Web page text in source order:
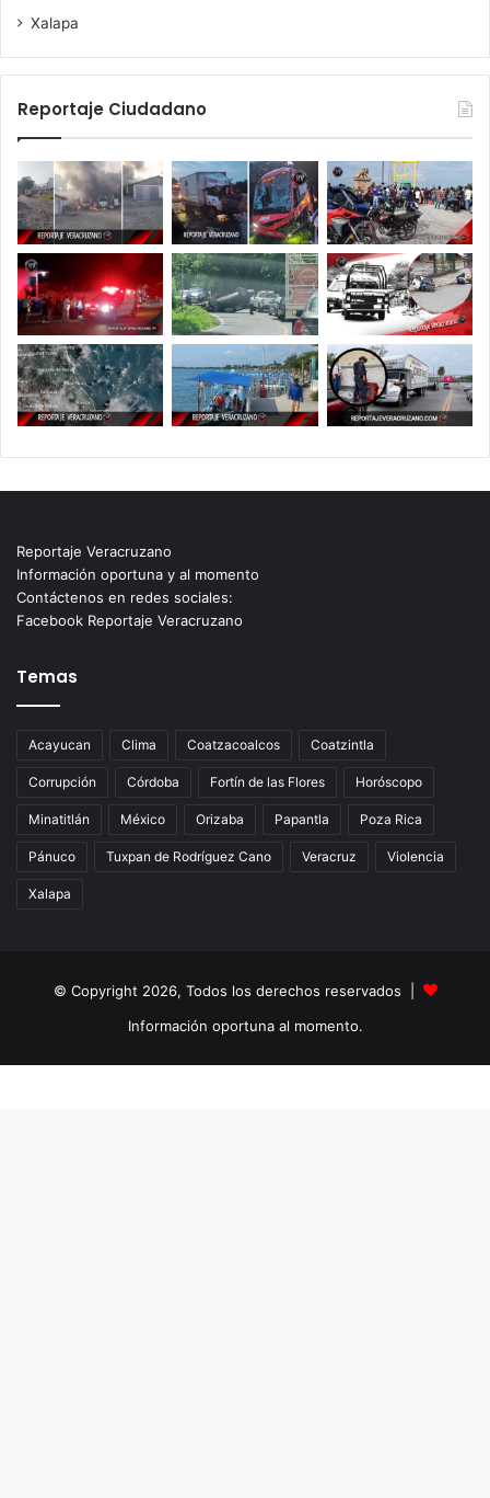
Xalapa
Reportaje Ciudadano
Reportaje Veracruzano
Información oportuna y al momento
Contáctenos en redes sociales:
Facebook Reportaje Veracruzano
Temas
Acayucan Clima Coatzacoalcos Coatzintla
Corrupción Córdoba Fortín de las Flores Horóscopo
Minatitlán México Orizaba Papantla Poza Rica
Pánuco Tuxpan de Rodríguez Cano Veracruz Violencia
Xalapa
© Copyright 2026, Todos los derechos reservados |
Información oportuna al momento.